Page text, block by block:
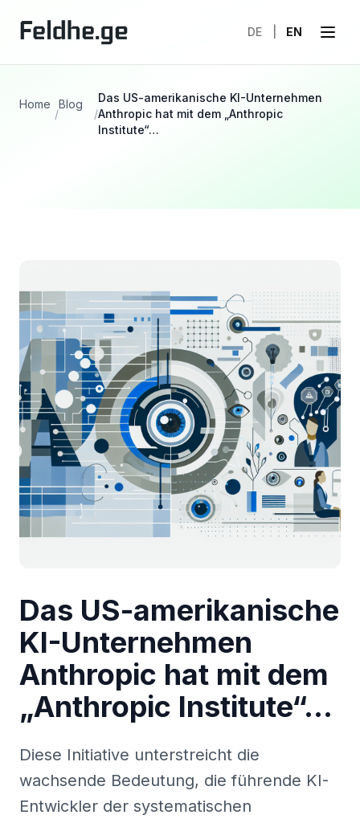
DE EN
Home
/
Blog
/
Das US-amerikanische KI-Unternehmen
Anthropic hat mit dem „Anthropic
Institute“…
Das US-amerikanische
KI-Unternehmen
Anthropic hat mit dem
„Anthropic Institute“…
Diese Initiative unterstreicht die
wachsende Bedeutung, die führende KI-
Entwickler der systematischen